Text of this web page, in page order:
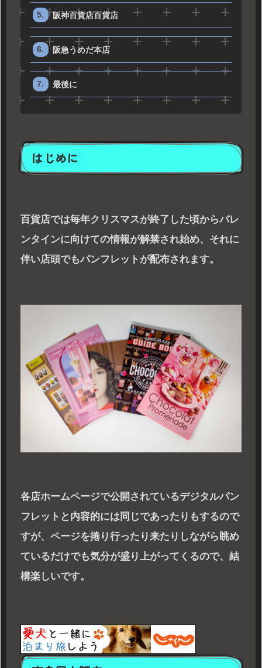
阪神百貨店百貨店
阪急うめだ本店
最後に
はじめに
百貨店では毎年クリスマスが終了した頃からバレ
ンタインに向けての情報が解禁され始め、それに
伴い店頭でもパンフレットが配布されます。
各店ホームページで公開されているデジタルパン
フレットと内容的には同じであったりもするので
すが、ページを捲り行ったり来たりしながら眺め
ているだけでも気分が盛り上がってくるので、結
構楽しいです。